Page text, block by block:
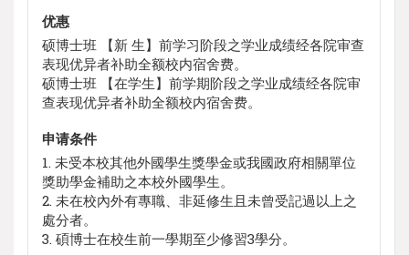
优惠
硕博士班 【新 生】前学习阶段之学业成绩经各院审查
表现优异者补助全额校内宿舍费。
硕博士班 【在学生】前学期阶段之学业成绩经各院审
查表现优异者补助全额校内宿舍费。
申请条件
1. 未受本校其他外國學生獎學金或我國政府相關單位
獎助學金補助之本校外國學生。
2. 未在校內外有專職、非延修生且未曾受記過以上之
處分者。
3. 碩博士在校生前一學期至少修習3學分。